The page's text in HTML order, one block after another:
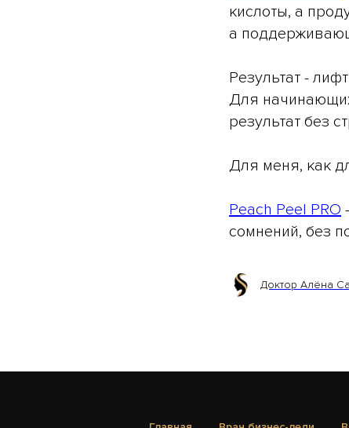
кислоты, а
а
Результат -
Для
результат без
Для меня, как
Peach Peel PRO
сомнений, без
Доктор Алёна